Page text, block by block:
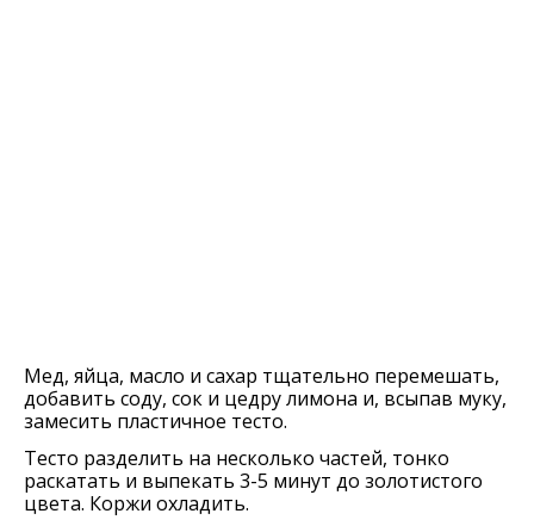
Мед, яйца, масло и сахар тщательно перемешать,
добавить соду, сок и цедру лимона и, всыпав муку,
замесить пластичное тесто.
Тесто разделить на несколько частей, тонко
раскатать и выпекать 3-5 минут до золотистого
цвета. Коржи охладить.